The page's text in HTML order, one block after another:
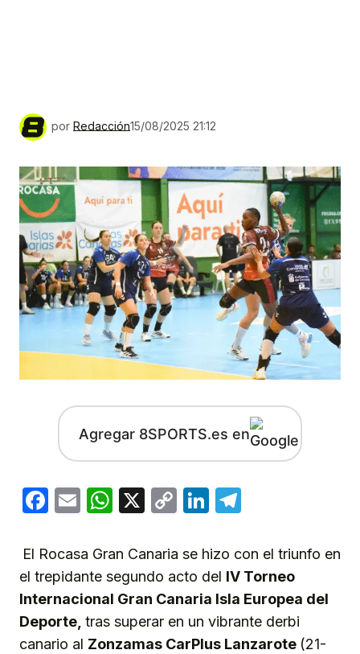
por Redacción15/08/2025 21:12
Agregar 8SPORTS.es en
Facebook
EmailWhatsApp
X
CopyLinkedIn
El Rocasa Gran Canaria se hizo con el triunfo en
el trepidante segundo acto del IV Torneo
Internacional Gran Canaria Isla Europea del
Deporte, tras superar en un vibrante derbi
canario al Zonzamas CarPlus Lanzarote (21-